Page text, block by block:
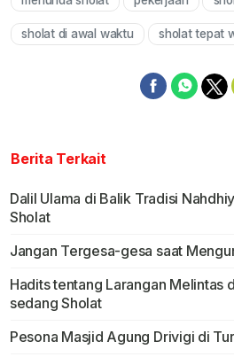
sholat di awal waktu sholat tepat
Berita Terkait
Dalil Ulama di Balik Tradisi
Sholat
Jangan Tergesa-gesa saat
Hadits tentang Larangan Melintas
sedang Sholat
Pesona Masjid Agung Drivigi di